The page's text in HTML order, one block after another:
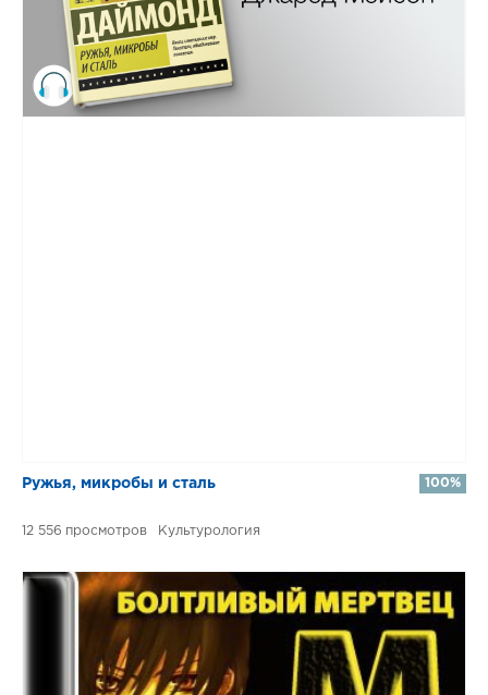
Ружья, микробы и сталь
12 556 Культурология
100%